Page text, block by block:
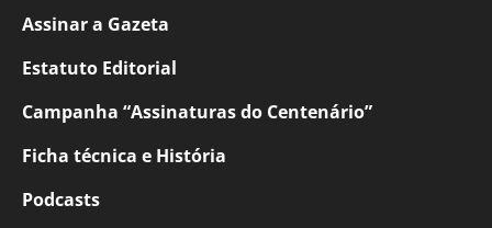
Assinar a Gazeta
Estatuto Editorial
Campanha “Assinaturas do Centenário”
Ficha técnica e História
Podcasts